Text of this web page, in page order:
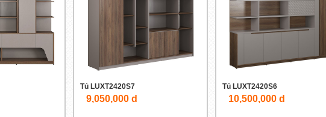
Tủ LUXT2420S7
9,050,000 d
Tủ LUXT2420S6
10,500,000 d